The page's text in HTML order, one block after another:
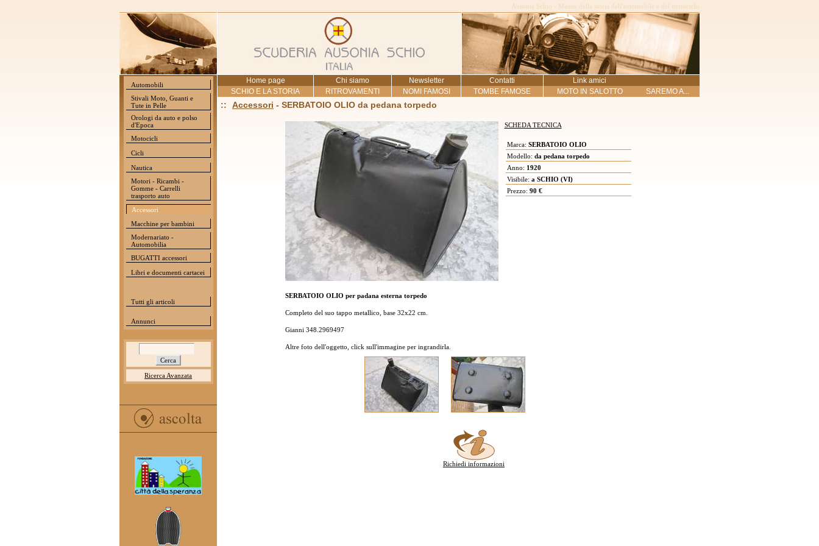
Ausonia Schio - Museo della storia dell'automobile e del motociclo
Automobili
Stivali Moto, Guanti e
Tute in Pelle
Orologi da auto e polso
d'Epoca
Motocicli
Cicli
Nautica
Motori - Ricambi -
Gomme - Carrelli
trasporto auto
Accessori
Macchine per bambini
Modernariato -
Automobilia
BUGATTI accessori
Libri e documenti cartacei
Tutti gli articoli
Annunci
Ricerca Avanzata
Home page Chi siamo Newsletter Contatti
Link amici
SCHIO E LA STORIA
RITROVAMENTI NOMI FAMOSI TOMBE FAMOSE MOTO IN SALOTTO SAREMO A...
:: Accessori - SERBATOIO OLIO da pedana torpedo
SCHEDA TECNICA
Marca: SERBATOIO OLIO
Modello: da pedana torpedo
Anno: 1920
Visibile: a SCHIO (VI)
Prezzo: 90 €
SERBATOIO OLIO per padana esterna torpedo
Completo del suo tappo metallico, base 32x22 cm.
Gianni 348.2969497
Altre foto dell'oggetto, click sull'immagine per ingrandirla.
Richiedi informazioni